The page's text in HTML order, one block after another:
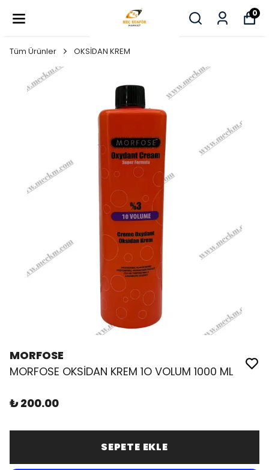
0
Tüm Ürünler OKSİDAN KREM
MORFOSE
MORFOSE OKSİDAN KREM 1O VOLUM 1000 ML
₺ 200.00
SEPETE EKLE